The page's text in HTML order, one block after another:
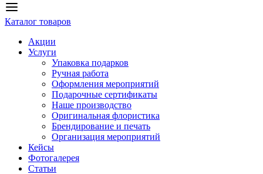
Каталог товаров
Акции
Услуги
Упаковка подарков
Ручная работа
Оформления мероприятий
Подарочные сертификаты
Наше производство
Оригинальная флористика
Брендирование и печать
Организация мероприятий
Кейсы
Фотогалерея
Статьи